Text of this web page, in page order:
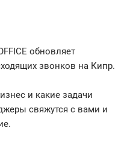
обновляет
звонков на Кипр.
и какие задачи
свяжутся с вами и